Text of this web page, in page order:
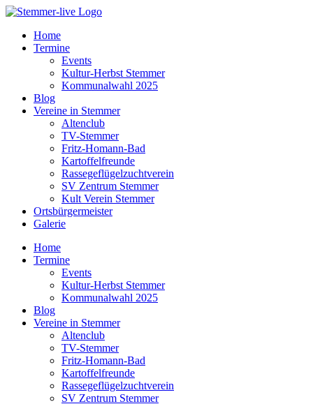
Home
Termine
Events
Kultur-Herbst Stemmer
Kommunalwahl 2025
Blog
Vereine in Stemmer
Altenclub
TV-Stemmer
Fritz-Homann-Bad
Kartoffelfreunde
Rassegeflügelzuchtverein
SV Zentrum Stemmer
Kult Verein Stemmer
Ortsbürgermeister
Galerie
Home
Termine
Events
Kultur-Herbst Stemmer
Kommunalwahl 2025
Blog
Vereine in Stemmer
Altenclub
TV-Stemmer
Fritz-Homann-Bad
Kartoffelfreunde
Rassegeflügelzuchtverein
SV Zentrum Stemmer